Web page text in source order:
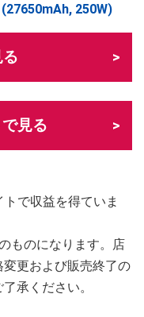
250W)
見る
で収益を得ていま
ものになります。店
更および販売終了の
承ください。